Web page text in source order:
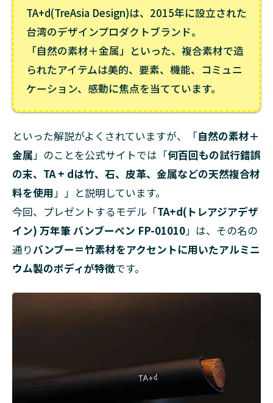
TA+d(TreAsia Design)は、2015年に設立された
台湾のデザインプロダクトブランド。
「自然の素材＋金属」といった、複合素材で造
られたアイテムは美的、要素、機能、コミュニ
ケーション、感動に焦点を当てています。
といった解説がよくされていますが、「自然の素材＋
金属 」のことを公式サイトでは「何百回もの試行錯誤
の末、TA + dは竹、石、皮革、金属などの天然複合材
料を使用 」」と説明しています。
今回、プレゼントするモデル「TA+d(トレアジアデザ
イン) 万年筆 バンブーペン FP-01010」は、その名の
通りバンブー＝竹素材をアクセントに用いたアルミニ
ウム製のボディが特徴です。